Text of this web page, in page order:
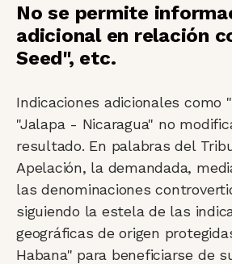
No se permite
adicional en relación
Seed", etc.
Indicaciones adicionales como
"Jalapa - Nicaragua" no
resultado. En palabras del
Apelación, la demandada,
las denominaciones
siguiendo la estela de las
geográficas de origen
Habana" para beneficiarse de